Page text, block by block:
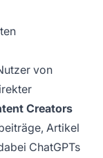
von
Creators
Artikel
ChatGPTs